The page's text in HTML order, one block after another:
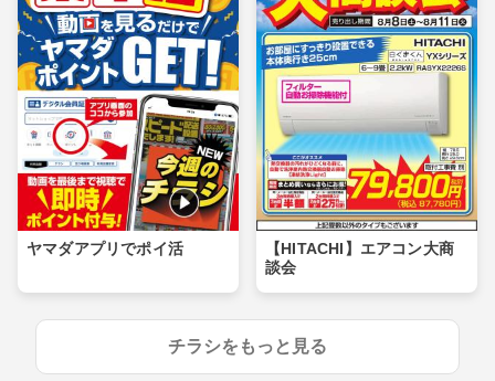
ヤマダアプリでポイ活
【HITACHI】エアコン大商
談会
チラシをもっと見る